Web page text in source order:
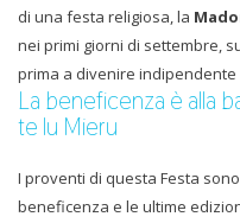
di una festa religiosa, la
nei primi giorni di settembre,
prima a divenire
La beneficenza è alla
te lu Mieru
I proventi di questa Festa
beneficenza e le ultime